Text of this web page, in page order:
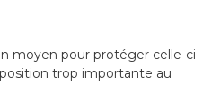
moyen pour protéger celle-ci
trop importante au